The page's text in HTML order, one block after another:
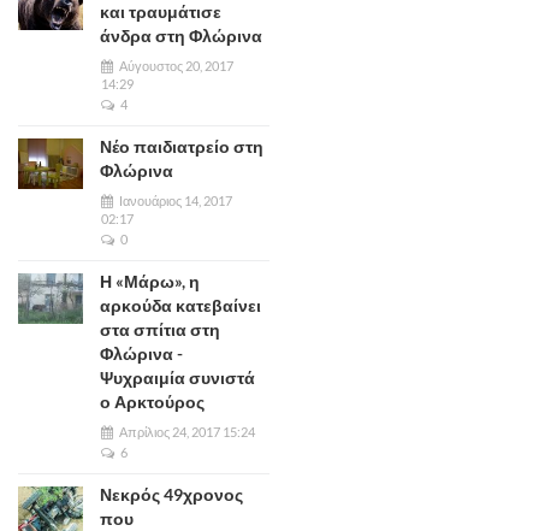
και τραυμάτισε
άνδρα στη Φλώρινα
Αύγουστος 20, 2017
14:29
4
Νέο παιδιατρείο στη
Φλώρινα
Ιανουάριος 14, 2017
02:17
0
Η «Μάρω», η
αρκούδα κατεβαίνει
στα σπίτια στη
Φλώρινα -
Ψυχραιμία συνιστά
ο Αρκτούρος
Απρίλιος 24, 2017 15:24
6
Νεκρός 49χρονος
που